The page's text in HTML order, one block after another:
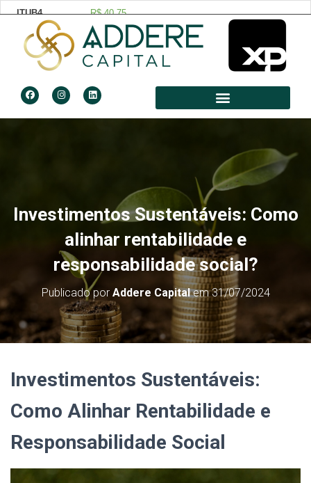
Investimentos Sustentáveis: Como
alinhar rentabilidade e
responsabilidade social?
Publicado por Addere Capitalem31/07/2024
Investimentos Sustentáveis:
Como Alinhar Rentabilidade e
Responsabilidade Social